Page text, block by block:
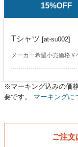
15%OFF
Tシャツ [at-su002]
メーカー希望小売価格￥
Tシャツ[at-su002]
※マーキング込みの価
要です。 マーキングに
ご注文